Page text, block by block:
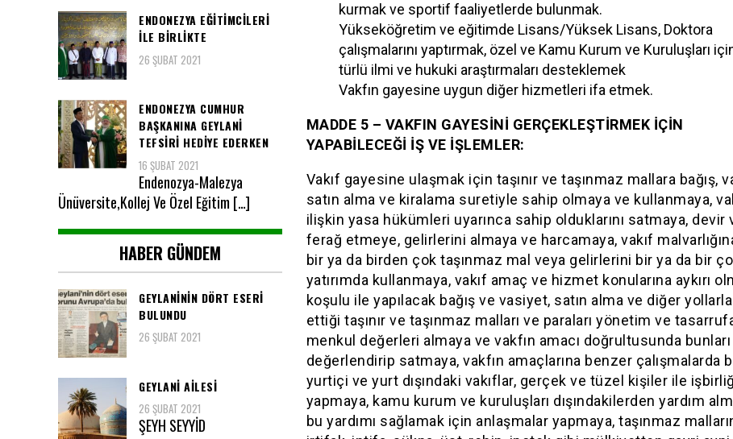
kurmak ve sportif faaliyetlerde bulunmak.
Yükseköğretim ve eğitimde Lisans/Yüksek Lisans, Doktora
çalışmalarını yaptırmak, özel ve Kamu Kurum ve Kuruluşları
türlü ilmi ve hukuki araştırmaları desteklemek
Vakfın gayesine uygun diğer hizmetleri ifa etmek.
MADDE 5 – VAKFIN GAYESİNİ GERÇEKLEŞTİRMEK İÇİN
YAPABİLECEĞİ İŞ VE İŞLEMLER:
Vakıf gayesine ulaşmak için taşınır ve taşınmaz mallara bağış,
satın alma ve kiralama suretiyle sahip olmaya ve kullanmaya,
ilişkin yasa hükümleri uyarınca sahip olduklarını satmaya, devir
ferağ etmeye, gelirlerini almaya ve harcamaya, vakıf
bir ya da birden çok taşınmaz mal veya gelirlerini bir ya da bir
yatırımda kullanmaya, vakıf amaç ve hizmet konularına aykırı
koşulu ile yapılacak bağış ve vasiyet, satın alma ve diğer yollarla
ettiği taşınır ve taşınmaz malları ve paraları yönetim ve
menkul değerleri almaya ve vakfın amacı doğrultusunda bunları
değerlendirip satmaya, vakfın amaçlarına benzer çalışmalarda
yurtiçi ve yurt dışındaki vakıflar, gerçek ve tüzel kişiler ile
yapmaya, kamu kurum ve kuruluşları dışındakilerden yardım
bu yardımı sağlamak için anlaşmalar yapmaya, taşınmaz
ENDONEZYA EĞİTİMCİLERİ
İLE BİRLİKTE
26 ŞUBAT 2021
ENDONEZYA CUMHUR
BAŞKANINA GEYLANİ
TEFSİRİ HEDİYE EDERKEN
16 ŞUBAT 2021
Endenozya-Malezya
Ünüversite,Kollej Ve Özel Eğitim […]
HABER GÜNDEM
GEYLANININ DÖRT ESERI
BULUNDU
26 ŞUBAT 2021
GEYLANI AILESI
26 ŞUBAT 2021
ŞEYH SEYYİD